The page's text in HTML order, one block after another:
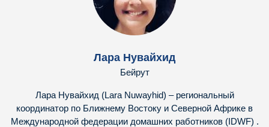
Лара Нувайхид
Бейрут
Лара Нувайхид (Lara Nuwayhid) – региональный
координатор по Ближнему Востоку и Северной Африке в
Международной федерации домашних работников (IDWF) .